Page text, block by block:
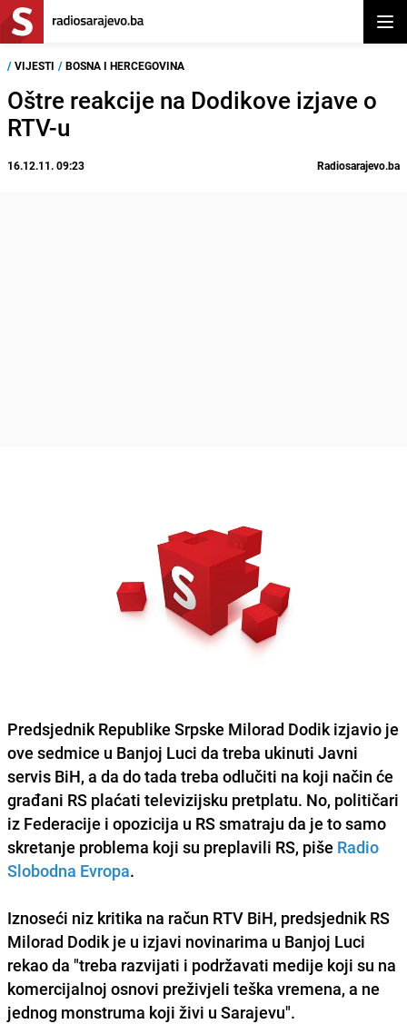
/ VIJESTI / BOSNA I HERCEGOVINA
Oštre reakcije na Dodikove izjave o
RTV-u
16.12.11. 09:23 Radiosarajevo.ba
Predsjednik Republike Srpske Milorad Dodik izjavio je
ove sedmice u Banjoj Luci da treba ukinuti Javni
servis BiH, a da do tada treba odlučiti na koji način će
građani RS plaćati televizijsku pretplatu. No, političari
iz Federacije i opozicija u RS smatraju da je to samo
skretanje problema koji su preplavili RS, piše Radio
Slobodna Evropa.
Iznoseći niz kritika na račun RTV BiH, predsjednik RS
Milorad Dodik je u izjavi novinarima u Banjoj Luci
rekao da "treba razvijati i podržavati medije koji su na
komercijalnoj osnovi preživjeli teška vremena, a ne
jednog monstruma koji živi u Sarajevu".